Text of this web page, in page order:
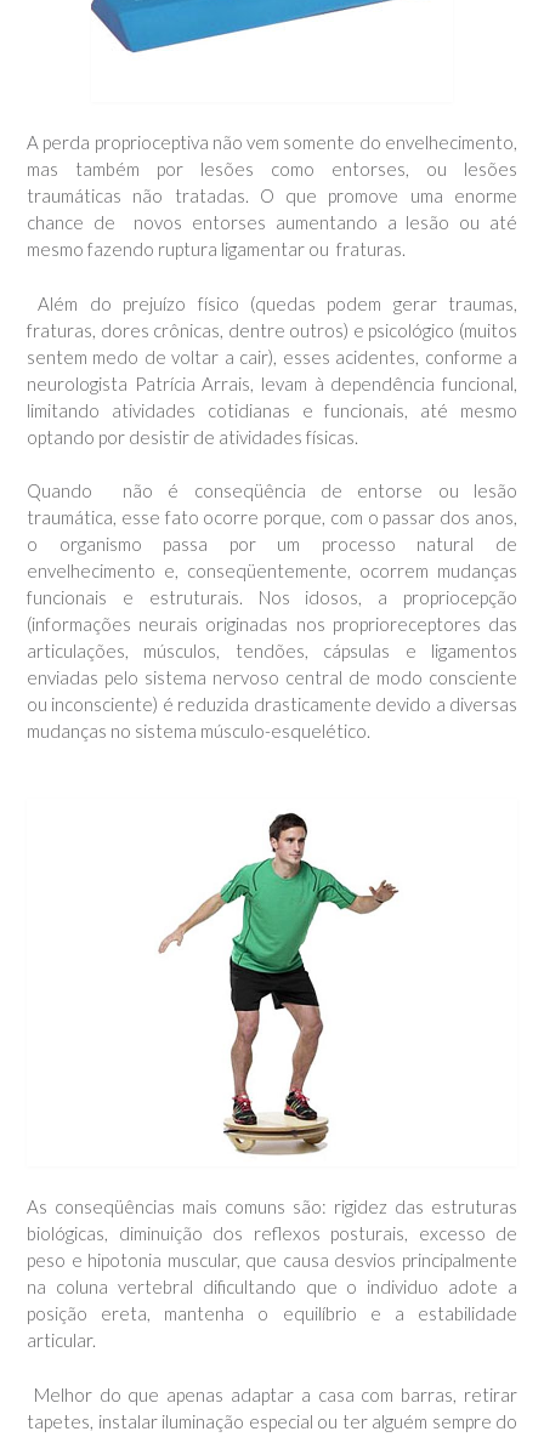
A perda proprioceptiva não vem somente do envelhecimento,
mas também por lesões como entorses, ou lesões
traumáticas não tratadas. O que promove uma enorme
chance de novos entorses aumentando a lesão ou até
mesmo fazendo ruptura ligamentar ou fraturas.
Além do prejuízo físico (quedas podem gerar traumas,
fraturas, dores crônicas, dentre outros) e psicológico (muitos
sentem medo de voltar a cair), esses acidentes, conforme a
neurologista Patrícia Arrais, levam à dependência funcional,
limitando atividades cotidianas e funcionais, até mesmo
optando por desistir de atividades físicas.
Quando não é conseqüência de entorse ou lesão
traumática, esse fato ocorre porque, com o passar dos anos,
o organismo passa por um processo natural de
envelhecimento e, conseqüentemente, ocorrem mudanças
funcionais e estruturais. Nos idosos, a propriocepção
(informações neurais originadas nos proprioreceptores das
articulações, músculos, tendões, cápsulas e ligamentos
enviadas pelo sistema nervoso central de modo consciente
ou inconsciente) é reduzida drasticamente devido a diversas
mudanças no sistema músculo-esquelético.
As conseqüências mais comuns são: rigidez das estruturas
biológicas, diminuição dos reflexos posturais, excesso de
peso e hipotonia muscular, que causa desvios principalmente
na coluna vertebral dificultando que o individuo adote a
posição ereta, mantenha o equilíbrio e a estabilidade
articular.
Melhor do que apenas adaptar a casa com barras, retirar
tapetes, instalar iluminação especial ou ter alguém sempre do